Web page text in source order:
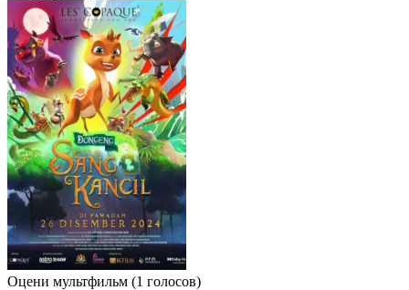
Оцени мультфильм (1 голосов)